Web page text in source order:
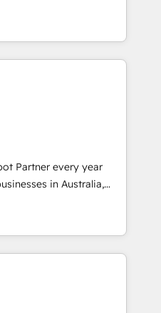
solutions like SAP,
has
portals and
every single revenue-
proud
and devout CRM
custom digital
that drives more
and crushes your
love to work with you
between systems
strategies Time-
Partner every year
realise their full
HubSpot CRM
covering marketing,
to Enterprise, and have